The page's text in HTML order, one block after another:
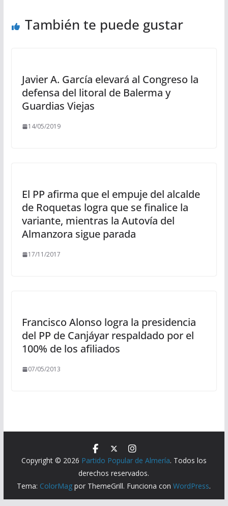
También te puede gustar
Javier A. García elevará al Congreso la
defensa del litoral de Balerma y
Guardias Viejas
14/05/2019
El PP afirma que el empuje del alcalde
de Roquetas logra que se finalice la
variante, mientras la Autovía del
Almanzora sigue parada
17/11/2017
Francisco Alonso logra la presidencia
del PP de Canjáyar respaldado por el
100% de los afiliados
07/05/2013
Copyright © 2026 Partido Popular de Almería. Todos los
derechos reservados.
Tema: ColorMag por ThemeGrill. Funciona conWordPress.